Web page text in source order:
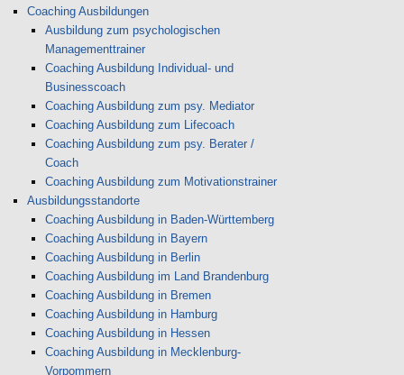
Coaching Ausbildungen
Ausbildung zum psychologischen
Managementtrainer
Coaching Ausbildung Individual- und
Businesscoach
Coaching Ausbildung zum psy. Mediator
Coaching Ausbildung zum Lifecoach
Coaching Ausbildung zum psy. Berater /
Coach
Coaching Ausbildung zum Motivationstrainer
Ausbildungsstandorte
Coaching Ausbildung in Baden-Württemberg
Coaching Ausbildung in Bayern
Coaching Ausbildung in Berlin
Coaching Ausbildung im Land Brandenburg
Coaching Ausbildung in Bremen
Coaching Ausbildung in Hamburg
Coaching Ausbildung in Hessen
Coaching Ausbildung in Mecklenburg-
Vorpommern